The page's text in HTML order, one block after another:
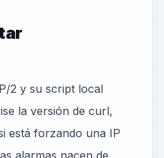
2 y su script local
la versión de curl,
está forzando una IP
alarmas nacen de